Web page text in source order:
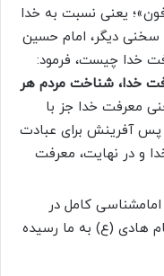
یعنی نسبت به خدا
سخنی دیگر، امام حسین
خدا چیست، فرمود:
خدا، شناخت مردم هر
معرفت خدا جز با
آفرینش براى عبادت
و در نهایت، معرفت
کامل در
هادی (ع) به ما رسیده